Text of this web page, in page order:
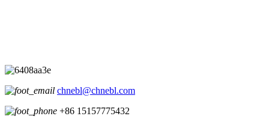
chnebl@chnebl.com
+86 15157775432